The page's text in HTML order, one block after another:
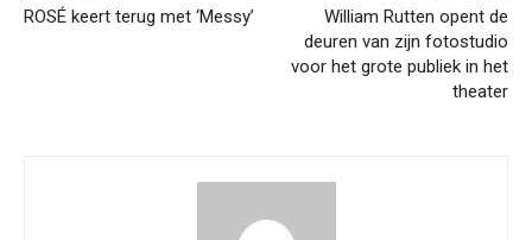
ROSÉ keert terug met ‘Messy’
William Rutten opent de
deuren van zijn fotostudio
voor het grote publiek in het
theater